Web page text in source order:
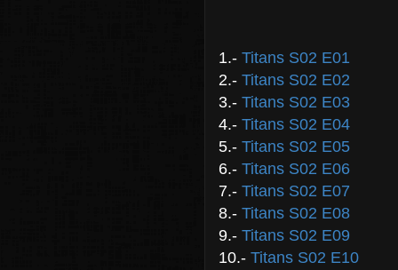
1.- Titans S02 E01
2.- Titans S02 E02
3.- Titans S02 E03
4.- Titans S02 E04
5.- Titans S02 E05
6.- Titans S02 E06
7.- Titans S02 E07
8.- Titans S02 E08
9.- Titans S02 E09
10.- Titans S02 E10